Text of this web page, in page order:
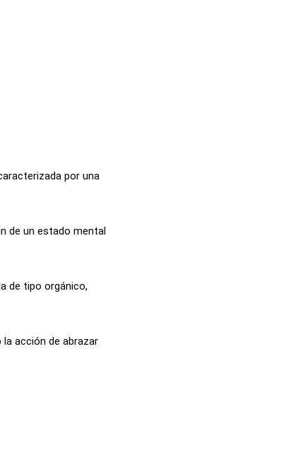
por una
de un estado mental
de tipo orgánico,
acción de abrazar